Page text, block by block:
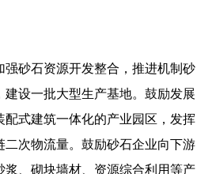
强砂石资源开发整合，推进机制砂
设一批大型生产基地。鼓励发展
配式建筑一体化的产业园区，发挥
二次物流量。鼓励砂石企业向下游
浆、砌块墙材、资源综合利用等产